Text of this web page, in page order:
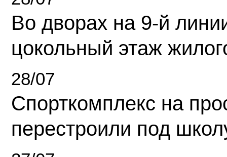
Во дворах на 9-й
цокольный этаж
28/07
Спорткомплекс на
перестроили под